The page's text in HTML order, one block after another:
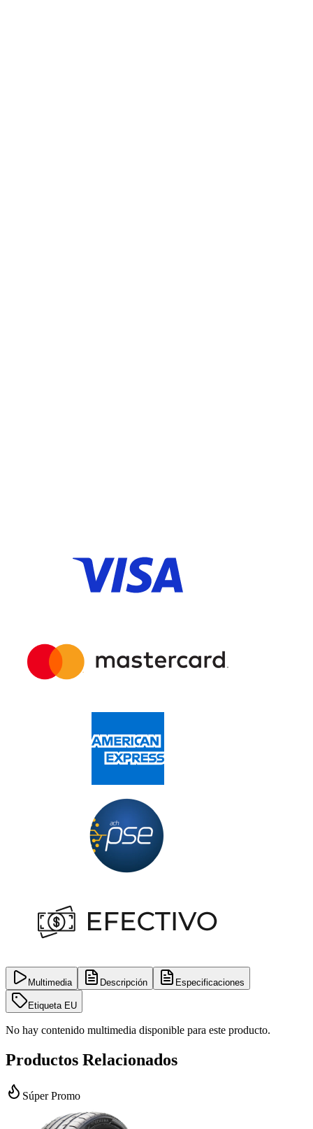
Multimedia Descripción Especificaciones
Etiqueta EU
No hay contenido multimedia disponible para este producto.
Productos Relacionados
Súper Promo